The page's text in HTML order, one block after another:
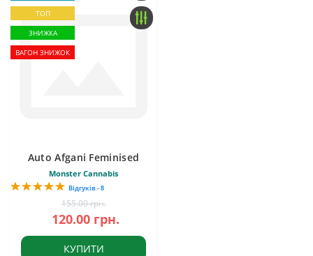
ТОП
ЗНИЖКА
ВАГОН ЗНИЖОК
Auto Afgani Feminised
Monster Cannabis
Відгуків - 8
155.00 грн.
120.00 грн.
КУПИТИ